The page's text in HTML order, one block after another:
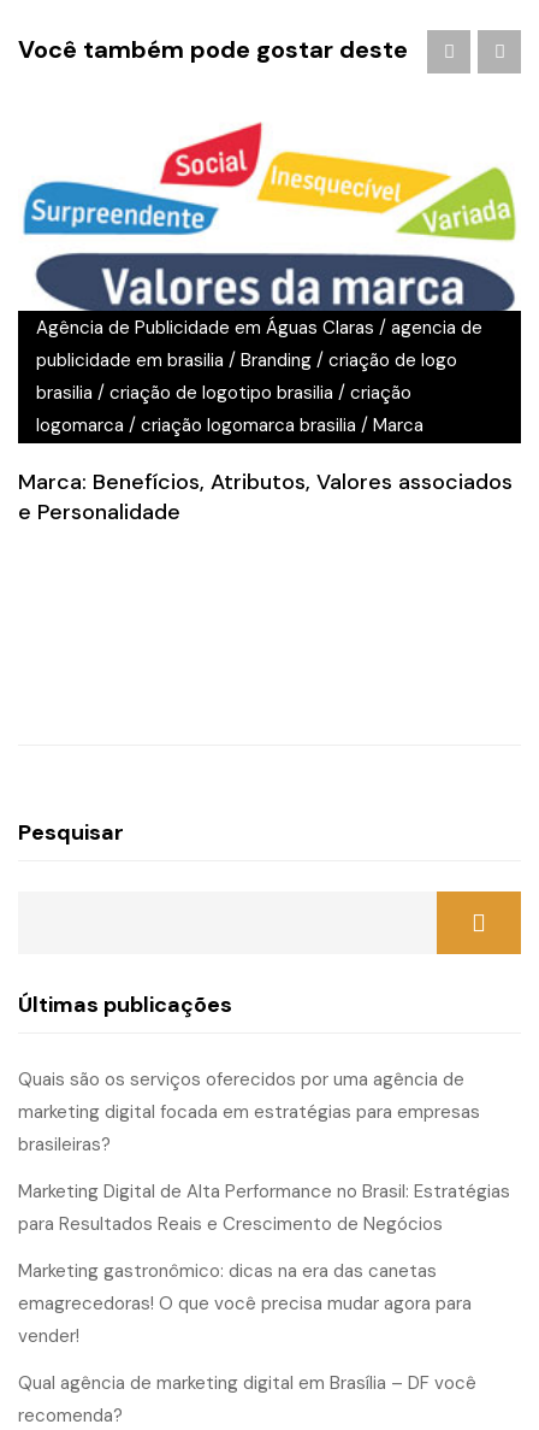
Você também pode gostar deste
Agência de Publicidade em Águas Claras / agencia de
publicidade em brasilia / Branding / criação de logo
brasilia / criação de logotipo brasilia / criação
logomarca / criação logomarca brasilia / Marca
Marca: Benefícios, Atributos, Valores associados
e Personalidade
Pesquisar
Últimas publicações
Quais são os serviços oferecidos por uma agência de
marketing digital focada em estratégias para empresas
brasileiras?
Marketing Digital de Alta Performance no Brasil: Estratégias
para Resultados Reais e Crescimento de Negócios
Marketing gastronômico: dicas na era das canetas
emagrecedoras! O que você precisa mudar agora para
vender!
Qual agência de marketing digital em Brasília – DF você
recomenda?